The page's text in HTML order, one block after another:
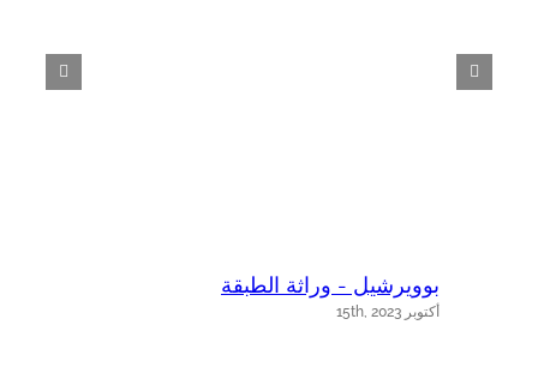
بوويرشيل - وراثة الطبقة